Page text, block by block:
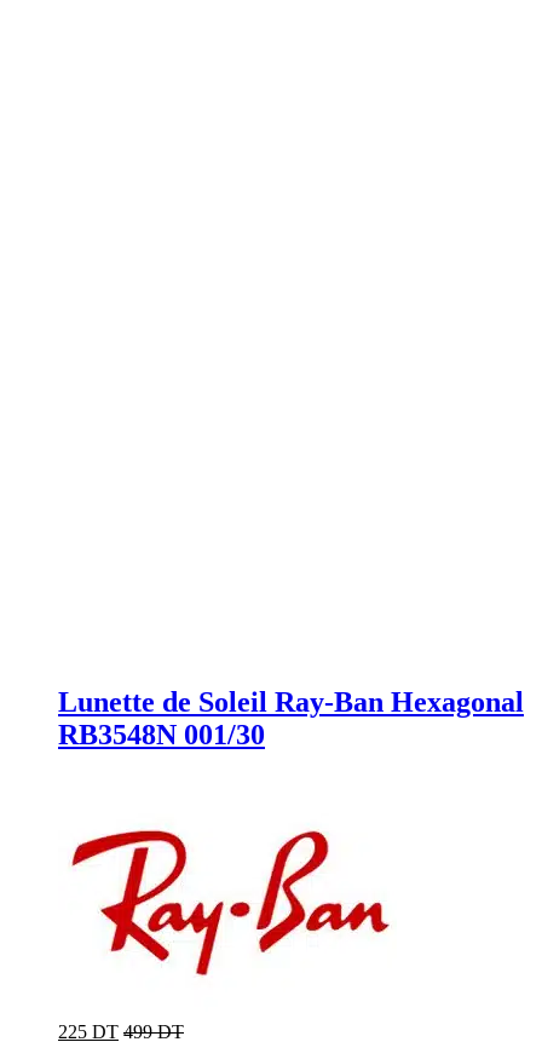
Lunette de Soleil Ray-Ban Hexagonal
RB3548N 001/30
225 DT 499 DT